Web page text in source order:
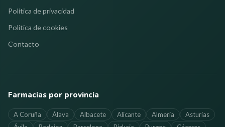
Política de privacidad
Política de cookies
Contacto
Farmacias por provincia
A Coruña Álava Albacete Alicante Almería
Asturias